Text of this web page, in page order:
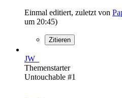
Einmal editiert, zuletzt von
um 20:45)
Zitieren
JW_
Themenstarter
Untouchable #1